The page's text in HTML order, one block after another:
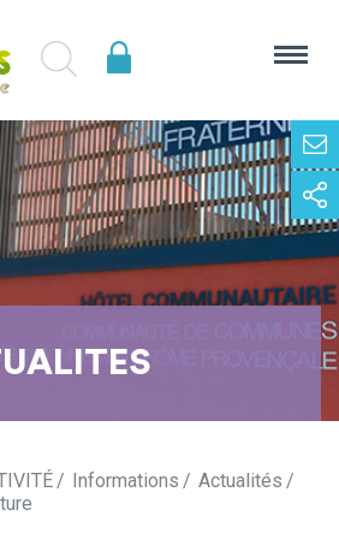
Informations
Actualités